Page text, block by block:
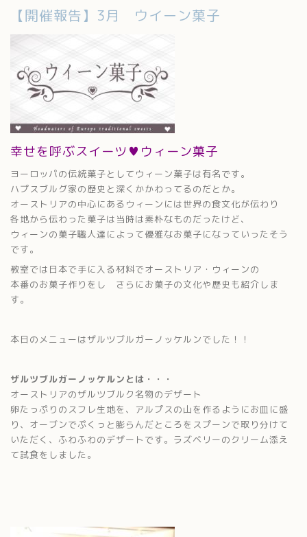
【開催報告】3月 ウイーン菓子
幸せを呼ぶスイーツ♥ウィーン菓子
ヨーロッパの伝統菓子としてウィーン菓子は有名です。
ハプスブルグ家の歴史と深くかかわってるのだとか。
オーストリアの中心にあるウィーンには世界の食文化が伝わり
各地から伝わった菓子は当時は素朴なものだったけど、
ウィーンの菓子職人達によって優雅なお菓子になっていったそう
です。
教室では日本で手に入る材料でオーストリア・ウィーンの
本番のお菓子作りをし さらにお菓子の文化や歴史も紹介しま
す。
本日のメニューはザルツブルガーノッケルンでした！！
ザルツブルガーノッケルンとは・・・
オーストリアのザルツブルク名物のデザート
卵たっぷりのスフレ生地を、アルプスの山を作るようにお皿に盛
り、オーブンでぷくっと膨らんだところをスプーンで取り分けて
いただく、ふわふわのデザートです。ラズベリーのクリーム添え
て試食をしました。